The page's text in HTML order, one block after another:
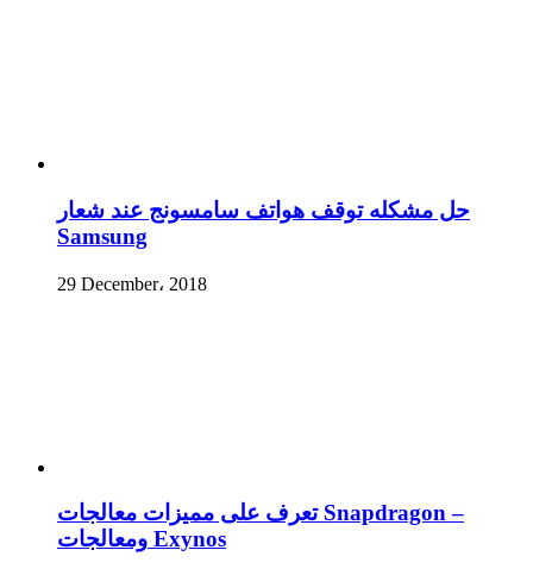
حل مشكله توقف هواتف سامسونج عند شعار
Samsung
29 December، 2018
تعرف على مميزات معالجات Snapdragon –
ومعالجات Exynos